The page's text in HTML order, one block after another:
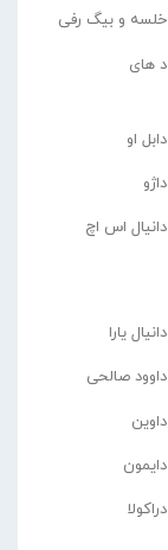
خلسه و بیگ رفی
د های
دابل او
داژو
دانیال اس اچ
دانیال یارا
داوود صالحی
داوین
دایمون
دراکولا